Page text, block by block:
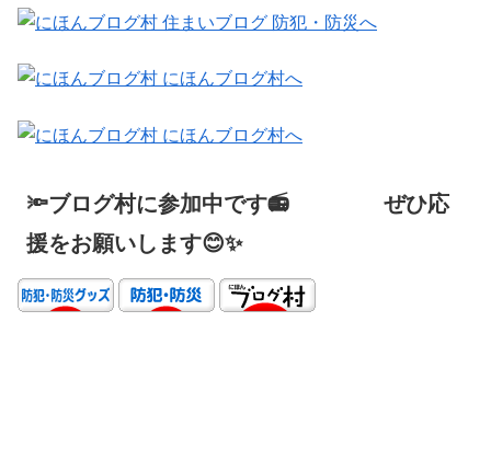
🔦ブログ村に参加中です📻 ぜひ応
援をお願いします😊✨